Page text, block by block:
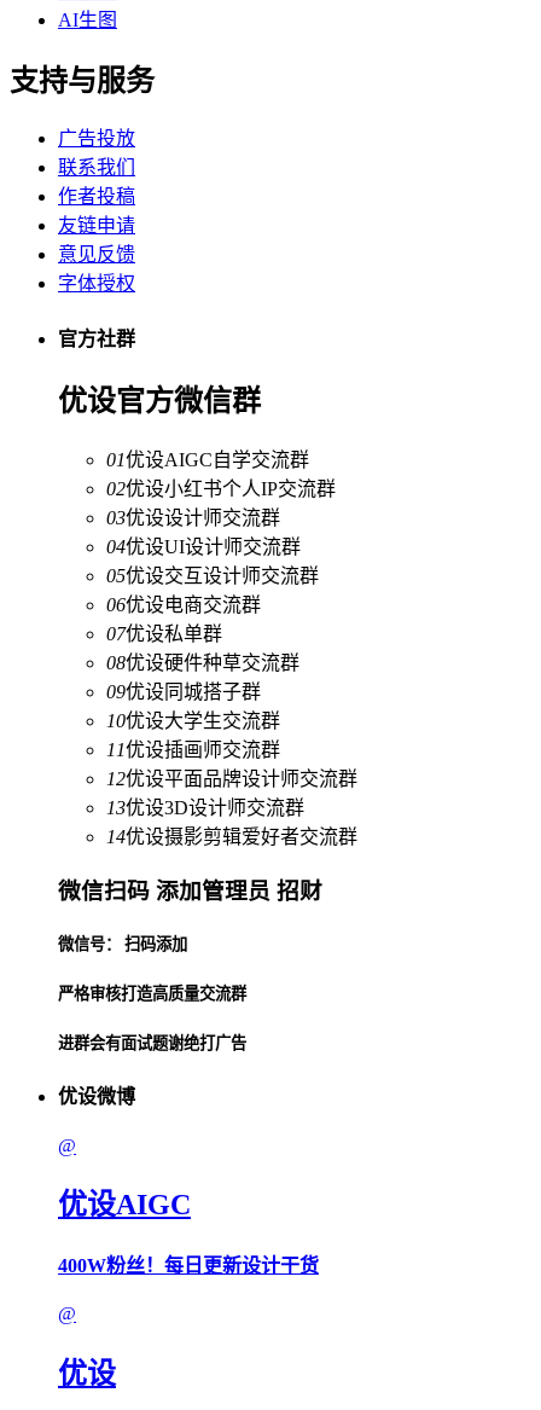
AI生图
支持与服务
广告投放
联系我们
作者投稿
友链申请
意见反馈
字体授权
官方社群
优设官方微信群
01优设AIGC自学交流群
02优设小红书个人IP交流群
03优设设计师交流群
04优设UI设计师交流群
05优设交互设计师交流群
06优设电商交流群
07优设私单群
08优设硬件种草交流群
09优设同城搭子群
10优设大学生交流群
11优设插画师交流群
12优设平面品牌设计师交流群
13优设3D设计师交流群
14优设摄影剪辑爱好者交流群
微信扫码 添加管理员 招财
微信号： 扫码添加
严格审核打造高质量交流群
进群会有面试题谢绝打广告
优设微博
@
优设AIGC
400W粉丝！每日更新设计干货
@
优设